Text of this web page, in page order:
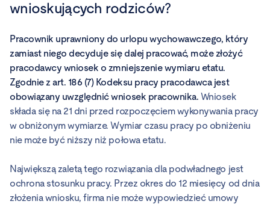
wnioskujących rodziców?
Pracownik uprawniony do urlopu wychowawczego, który
zamiast niego decyduje się dalej pracować, może złożyć
pracodawcy wniosek o zmniejszenie wymiaru etatu.
Zgodnie z art. 186 (7) Kodeksu pracy pracodawca jest
obowiązany uwzględnić wniosek pracownika. Wniosek
składa się na 21 dni przed rozpoczęciem wykonywania pracy
w obniżonym wymiarze. Wymiar czasu pracy po obniżeniu
nie może być niższy niż połowa etatu.
Największą zaletą tego rozwiązania dla podwładnego jest
ochrona stosunku pracy. Przez okres do 12 miesięcy od dnia
złożenia wniosku, firma nie może wypowiedzieć umowy